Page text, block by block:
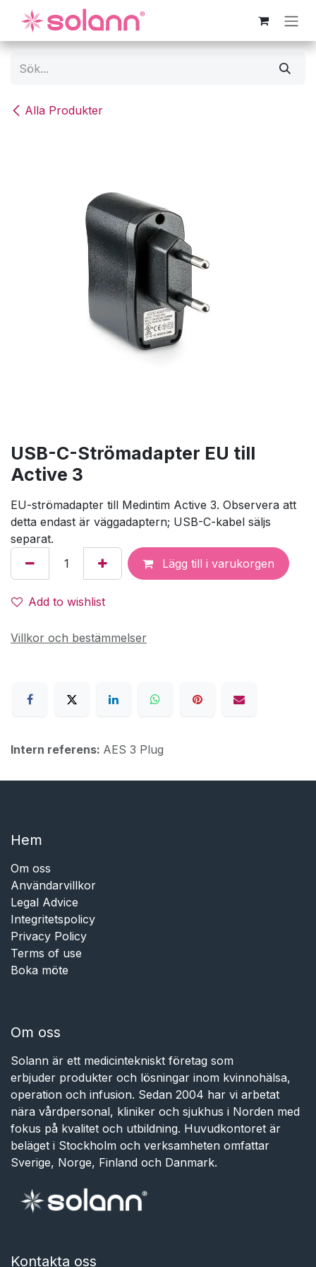
Hoppa till innehåll
Alla Produkter
USB-C-Strömadapter EU till
Active 3
EU-strömadapter till Medintim Active 3. Observera att
detta endast är väggadaptern; USB-C-kabel säljs
separat.
Lägg till i varukorgen
Add to wishlist
Villkor och bestämmelser
Intern referens: AES 3 Plug
Hem​​
Om oss
Användarvillkor
Legal Advice
Integritetspolicy
Privacy Policy
Terms of use
Boka möte
Om oss
Solann är ett medicintekniskt företag som
erbjuder produkter och lösningar inom kvinnohälsa,
operation och infusion. Sedan 2004 har vi arbetat
nära vårdpersonal, kliniker och sjukhus i Norden med
fokus på kvalitet och utbildning. Huvudkontoret är
beläget i Stockholm och verksamheten omfattar
Sverige, Norge, Finland och Danmark.
Kontakta oss